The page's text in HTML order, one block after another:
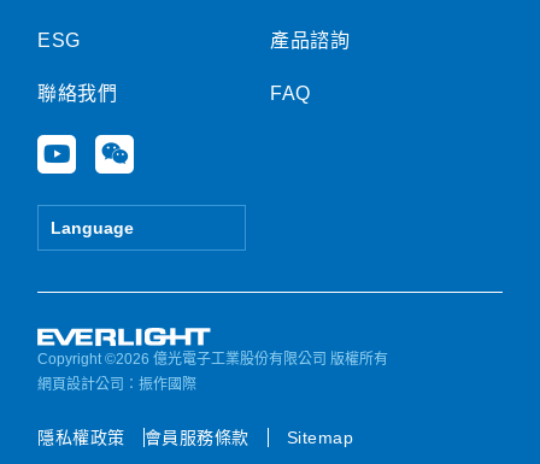
ESG
聯絡我們
Y
o
u
e
W
e
i
Language
產品諮詢
FAQ
Copyright ©2026 億光電子工業股份有限公司 版權所有
網頁設計公司 ：振作國際
隱私權政策 會員服務條款 Sitemap